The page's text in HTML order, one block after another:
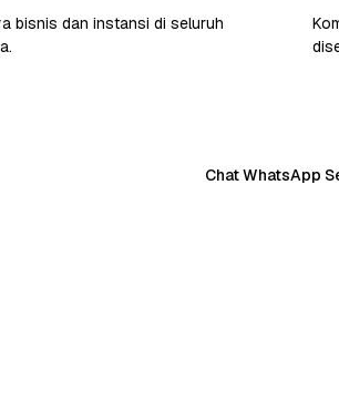
bisnis dan instansi di seluruh
Chat WhatsApp